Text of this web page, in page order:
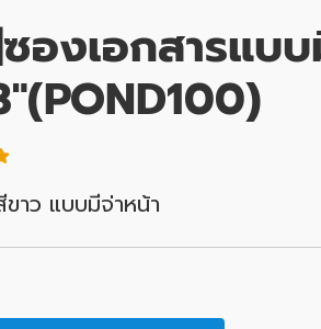
องเอกสารแบ
าว แบบมีจ่าหน้า